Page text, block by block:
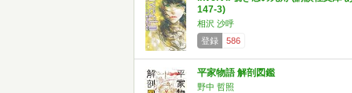
147-3)
相沢 沙呼
登録
586
平家物語 解剖図鑑
野中 哲照